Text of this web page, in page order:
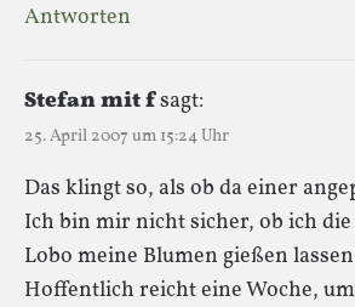
Antworten
Stefan mit fsagt:
25. April 2007 um 15:24 Uhr
Das klingt so, als ob da einer
Ich bin mir nicht sicher, ob ich
Lobo meine Blumen gießen
Hoffentlich reicht eine Woche,